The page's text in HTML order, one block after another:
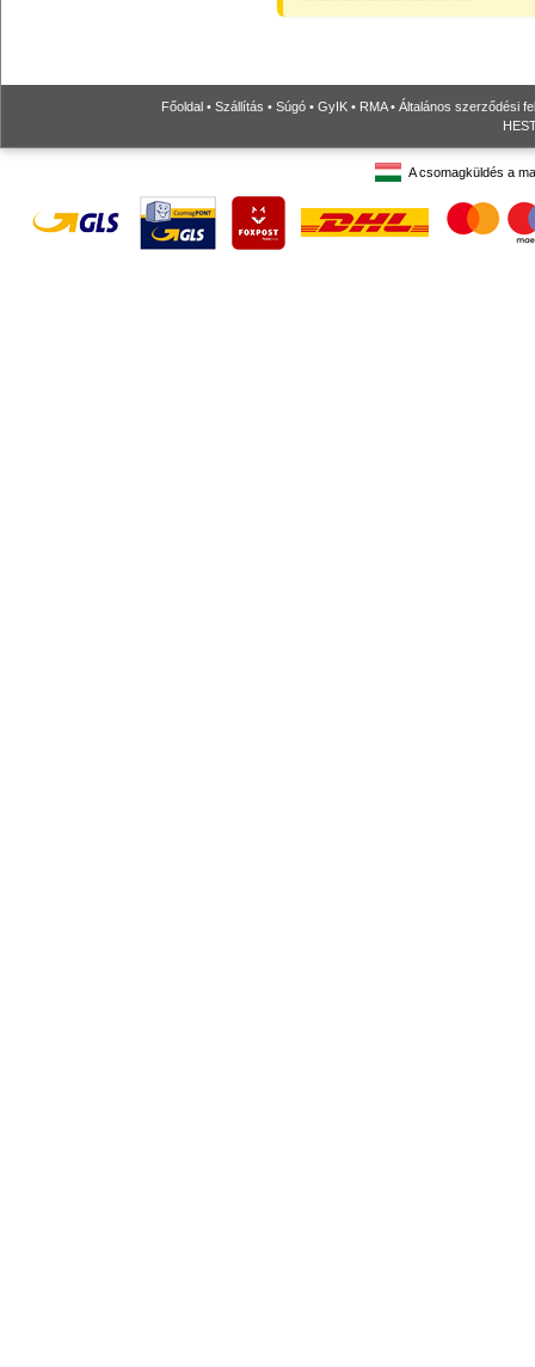
Főoldal • Szállítás • Súgó • GyIK • RMA• Általános szerződési
A csomagküldés a